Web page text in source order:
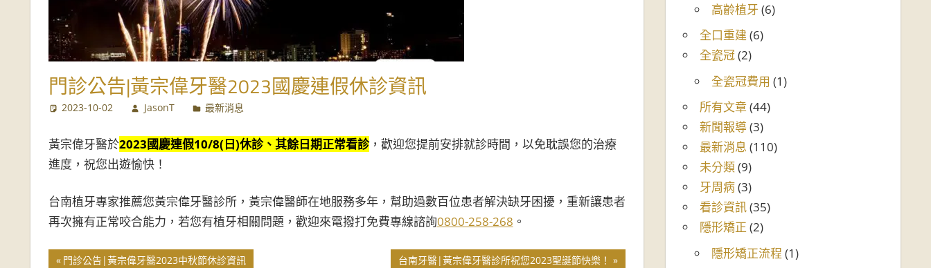
牙
醫
推
薦
門診公告|黃宗偉牙醫2023國慶連假休診資訊
2023-10-02 JasonT 最新消息
黃宗偉牙醫於2023國慶連假10/8(日)休診、其餘日期正常看診，歡迎您提前安排就診時間，以免耽誤您的治療
進度，祝您出遊愉快！
台南植牙專家推薦您黃宗偉牙醫診所，黃宗偉醫師在地服務多年，幫助過數百位患者解決缺牙困擾，重新讓患者
再次擁有正常咬合能力，若您有植牙相關問題，歡迎來電撥打免費專線諮詢0800-258-268 。
門診公告|黃宗偉牙醫2023中秋節休診資訊 台南牙醫|黃宗偉牙醫診所祝您2023聖誕節快樂！
高齡植牙 (6)
全口重建 (6)
全瓷冠(2)
全瓷冠費用 (1)
所有文章(44)
新聞報導(3)
最新消息 (110)
未分類(9)
牙周病(3)
看診資訊(35)
隱形矯正 (2)
隱形矯正流程 (1)